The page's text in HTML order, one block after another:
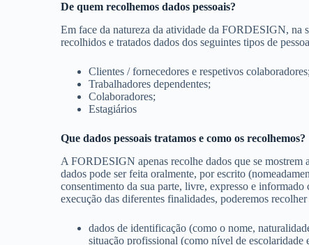
De quem recolhemos dados pessoais?
Em face da natureza da atividade da FORDESIGN, na
recolhidos e tratados dados dos seguintes tipos de
Clientes / fornecedores e respetivos
Trabalhadores dependentes;
Colaboradores;
Estagiários
Que dados pessoais tratamos e como os recolhemos?
A FORDESIGN apenas recolhe dados que se mostrem
dados pode ser feita oralmente, por escrito
consentimento da sua parte, livre, expresso e
execução das diferentes finalidades, poderemos
dados de identificação (como o nome,
situação profissional (como nível de